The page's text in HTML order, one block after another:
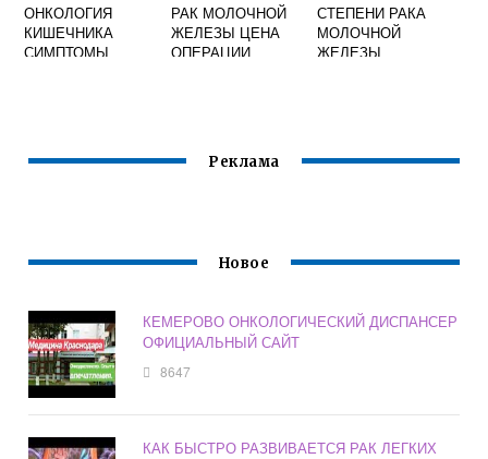
ОНКОЛОГИЯ
КИШЕЧНИКА
СИМПТОМЫ
РАК МОЛОЧНОЙ
ЖЕЛЕЗЫ ЦЕНА
ОПЕРАЦИИ
СТЕПЕНИ РАКА
МОЛОЧНОЙ
ЖЕЛЕЗЫ
Реклама
Новое
КЕМЕРОВО ОНКОЛОГИЧЕСКИЙ ДИСПАНСЕР
ОФИЦИАЛЬНЫЙ САЙТ
8647
КАК БЫСТРО РАЗВИВАЕТСЯ РАК ЛЕГКИХ